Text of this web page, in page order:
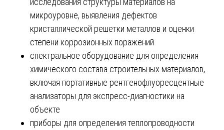
микроуровне, выявления дефектов
кристаллической решетки металлов и оценки
степени коррозионных поражений
спектральное оборудование для определения
химического состава строительных материалов,
включая портативные рентгенофлуоресцентные
анализаторы для экспресс-диагностики на
объекте
приборы для определения теплопроводности